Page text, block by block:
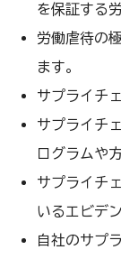
を保証する
労働虐待の
ます。
サプライチ
サプライチ
ログラムや
サプライチ
いるエビデ
自社のサプ